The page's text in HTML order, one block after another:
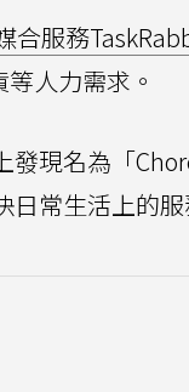
合服務
人力需求。
發現名為「
常生活上的服